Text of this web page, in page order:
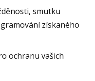
smutku
získaného
ochranu vašich